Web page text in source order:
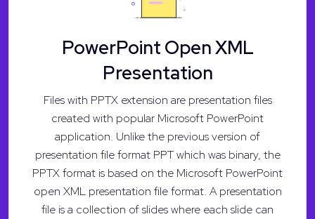
PowerPoint Open XML
Presentation
Files with PPTX extension are presentation files
created with popular Microsoft PowerPoint
application. Unlike the previous version of
presentation file format PPT which was binary, the
PPTX format is based on the Microsoft PowerPoint
open XML presentation file format. A presentation
file is a collection of slides where each slide can